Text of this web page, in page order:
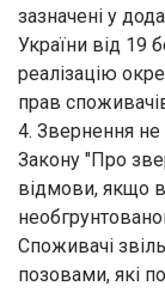
зазначені у
України від 19
реалізацію
прав
4. Звернення
Закону "Про
відмови, якщо
Споживачі
позовами, які